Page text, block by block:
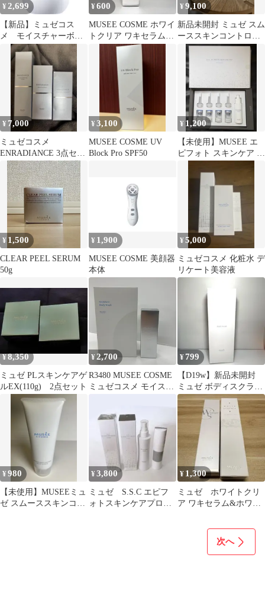
¥ 2,699
【新品】ミュゼコス
メ モイスチャーボデ
ィウォッシュ〈ボディ
ソープ〉
¥600
MUSEE COSME ホワイ
トクリア ワキセラムと
エチケットシート
¥9,100
新品未開封 ミュゼ スム
ーススキンコントロー
ル ミルクローション 3
本セット
¥ 7,000
ミュゼコスメ
ENRADIANCE 3点セッ
ト
¥3,100
MUSEE COSME UV
Block Pro SPF50
¥ 1,200
【未使用】MUSEE エ
ピフォト スキンケア プ
¥ 1,500
CLEAR PEEL SERUM
50g
¥ 1,900
MUSEE COSME 美顔器
本体
¥5,000
ミュゼコスメ 化粧水 デ
リケート美容液
¥8,350
ミュゼ PLスキンケアゲ
ルEX(110g) 2点セット
¥2,700
R3480 MUSEE COSME
ミュゼコスメ モイスチ
ム 30ml 計2点セット
【赤字覚悟】
¥ 799
【D19w】新品未開封
ミュゼ ボディスクラブ
マッサージジェル
MUSEE
¥980
【未使用】MUSEEミュ
ゼ スムーススキンコン
¥3,800
ミュゼ S.S.C エピフ
ォトスキンケアプロロ
¥ 1,300
ミュゼ ホワイトクリ
ア ワキセラム&ホワイ
次へ